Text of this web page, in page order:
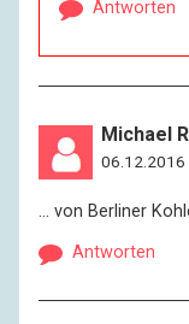
Antworten
Michael
06.12.2016
… von Berliner
Antworten